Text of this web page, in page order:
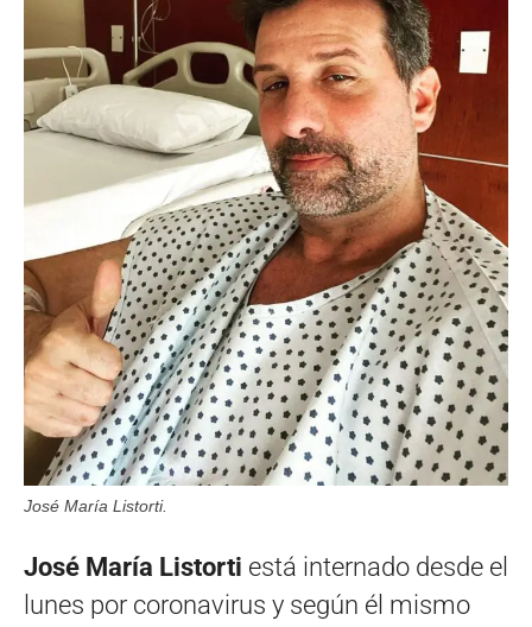
José María Listorti.
José María Listorti está internado desde el
lunes por coronavirus y según él mismo